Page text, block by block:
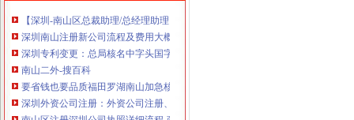
深圳南山注册新公司流程及费用大概是多少？-信息服务-水母网
深圳专利变更：总局核名中字头国字头企业名称核准-深圳爱问分类
南山二外-搜百科
要省钱也要品质福田罗湖南山加急核名快注册公司-深圳58同城
深圳外资公司注册：外资公司注册、前海公司注册5分钟快速核名【巨
南山区注册深圳公司执照详细流程-商务服务-绍兴E网